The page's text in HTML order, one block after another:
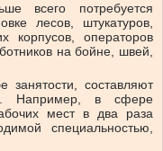
всего потребуется
лесов, штукатуров,
корпусов, операторов
на бойне, швей,
занятости, составляют
Например, в сфере
мест в два раза
специальностью,